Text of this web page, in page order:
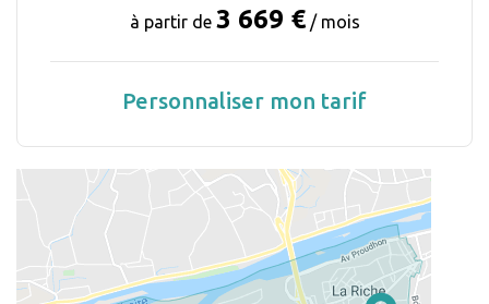
à partir de 3 669 €/ mois
Personnaliser mon tarif